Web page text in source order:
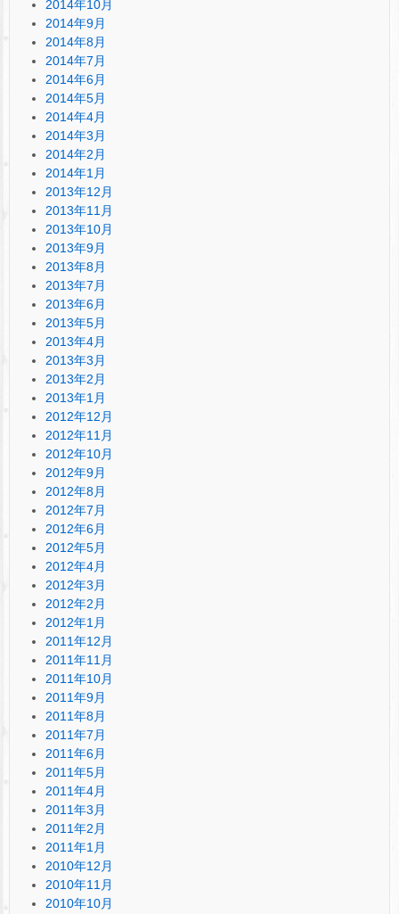
2014年10月
2014年9月
2014年8月
2014年7月
2014年6月
2014年5月
2014年4月
2014年3月
2014年2月
2014年1月
2013年12月
2013年11月
2013年10月
2013年9月
2013年8月
2013年7月
2013年6月
2013年5月
2013年4月
2013年3月
2013年2月
2013年1月
2012年12月
2012年11月
2012年10月
2012年9月
2012年8月
2012年7月
2012年6月
2012年5月
2012年4月
2012年3月
2012年2月
2012年1月
2011年12月
2011年11月
2011年10月
2011年9月
2011年8月
2011年7月
2011年6月
2011年5月
2011年4月
2011年3月
2011年2月
2011年1月
2010年12月
2010年11月
2010年10月